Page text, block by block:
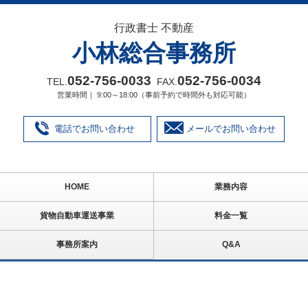
行政書士 不動産
小林総合事務所
TEL. 052‐756‐0033 FAX. 052‐756‐0034
営業時間｜ 9:00～18:00（事前予約で時間外も対応可能）
電話でお問い合わせ メールでお問い合わせ
HOME 業務内容
貨物自動車運送事業 料金一覧
事務所案内 Q&A